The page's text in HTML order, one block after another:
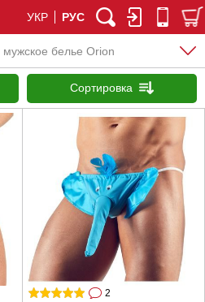
УКР РУС
мужское белье Orion
Сортировка
2